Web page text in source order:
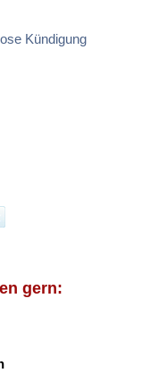
Kün­di­gung
gern: